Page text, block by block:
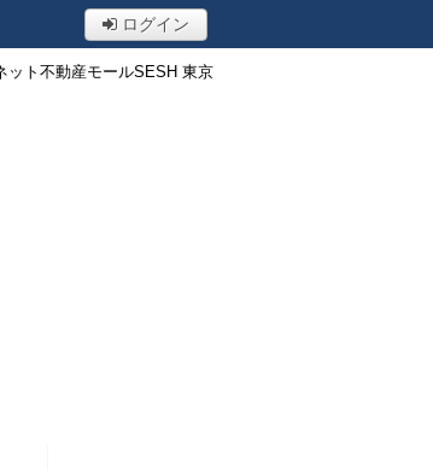
ログイン
ット不動産モールSESH 東京